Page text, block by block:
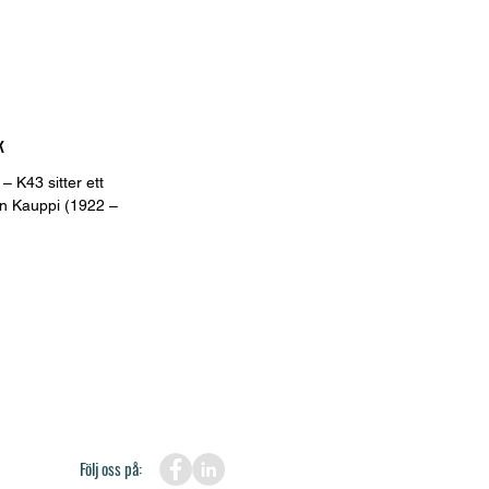
K43 sitter ett
Kauppi (1922 –
Följ oss på: